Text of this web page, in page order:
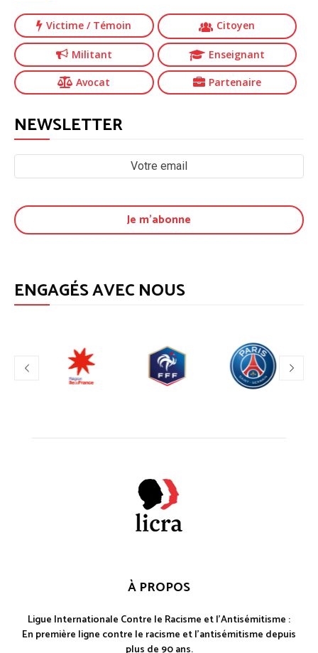
Victime/ Témoin Citoyen
Militant Enseignant
Avocat Partenaire
NEWSLETTER
ENGAGÉS AVEC NOUS
À PROPOS
Ligue Internationale Contre le Racisme et l'Antisémitisme :
En première ligne contre le racisme et l'antisémitisme depuis